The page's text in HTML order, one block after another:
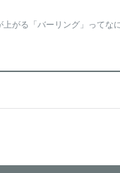
上がる「バーリング」ってな